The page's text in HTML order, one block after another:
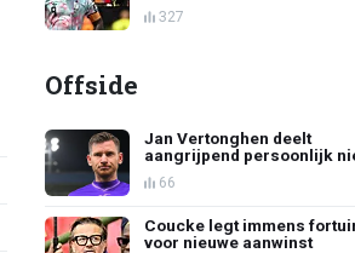
327
Offside
Jan Vertonghen deelt
aangrijpend persoonlijk
66
Coucke legt immens
voor nieuwe aanwinst